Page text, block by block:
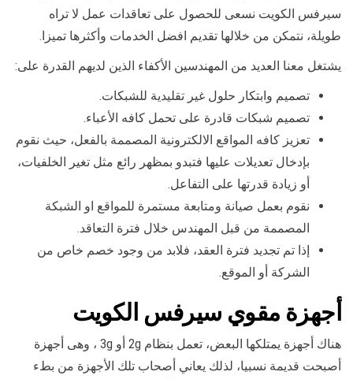
سيرفس الكويت نسعى للحصول على تعاقدات عمل لا تراه
طويلة، نتمكن من خلالها تقديم افضل الخدمات وأكثرها تميزا.
يشتغل معنا العديد من المهندسين الأكفاء الذين لديهم القدرة على:
تصميم وابتكار حلول غير تقليدية للشبكات.
تصميم شبكات قادرة على تحمل كافه الأعباء.
تعزيز كافه المواقع الالكترونية المصممة بالفعل، حيث نقوم
بإدخال تعديلات عليها فتبدو بمظهر رائع مثل تغير الخلفيات،
أو زيادة قدرتها على التفاعل.
نقوم بعمل صيانة ومتابعة مستمرة للمواقع او الشبكة
المصممة من قبل المهندس خلال فترة التعاقد.
إذا تم تجديد فترة العقد، فلابد من وجود خصم خاص من
الشركة أو الموقع.
أجهزة مقوي سيرفس الكويت
هناك أجهزة يمتلكها البعض، تعمل بنظام 2g أو 3g ، وهى أجهزة
أصبحت قديمة نسبيا، لذلك يعاني أصحاب تلك الأجهزة من بطء